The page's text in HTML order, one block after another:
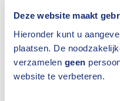
Deze website maakt
Hieronder kunt u
plaatsen. De
verzamelen geen
website te verbeteren.